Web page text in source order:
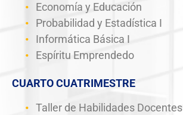
Economía y Educación
Probabilidad y Estadística I
Informática Básica I
Espíritu Emprendedo
CUARTO CUATRIMESTRE
Taller de Habilidades Docentes